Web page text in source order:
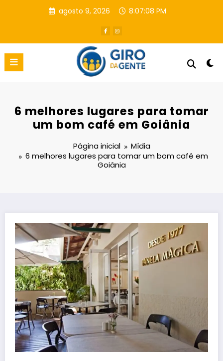
agosto 9, 2026 8:07:08 PM
6 melhores lugares para tomar
um bom café em Goiânia
Página inicial
Mídia
6 melhores lugares para tomar um bom café em
Goiânia